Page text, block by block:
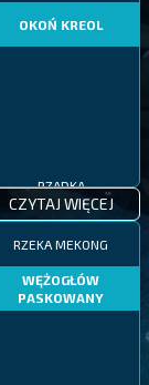
OKOŃ KREOL
RZADKA
CZYTAJ WIĘCEJ
RZEKA MEKONG
WĘŻOGŁÓW
PASKOWANY